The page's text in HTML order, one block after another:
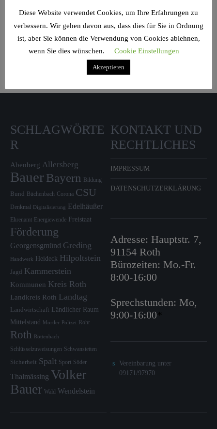
Search Sidebar Widget Area
Please login and add some widgets to this widget area.
SCHLAGWÖRTE
R
Abenberg Allersberg
Bauer Bayern Bildung
Bund Büchenbach Corona CSU
Denkmal Digitalisierung Edelhäußer
Ehrenamt Energiewende Freistaat
Förderung
Georgensgmünd Greding
Handwerk Heideck Hilpoltstein
Jagd Kammerstein
Kommunen Kreis Roth
Landkreis Roth Landtag
Landwirtschaft Ländlicher Raum
Mittelstand Mortler Polizei Rohr
Roth Röttenbach
Schlüsselzuweisungen Schwanstetten
Sicherheit Spalt Sport Söder
Thalmässing Volker
Bauer Wald Wendelstein
KONTAKT UND
RECHTLICHES
IMPRESSUM
DATENSCHUTZERKLÄRUNG
Adresse: Hauptstr. 7,
91154 Roth
Bürozeiten: Mo.-Fr.
8:00-16:00
Sprechstunden: Mo,
9:00-16:00*
Vereinbarung unter
09171/97970
Diese Website verwendet Cookies, um Ihre Erfahrungen zu
verbessern. Wir gehen davon aus, dass dies für Sie in Ordnung
ist, aber Sie können die Verwendung von Cookies ablehnen,
wenn Sie dies wünschen.
Cookie Einstellungen
Akzeptieren